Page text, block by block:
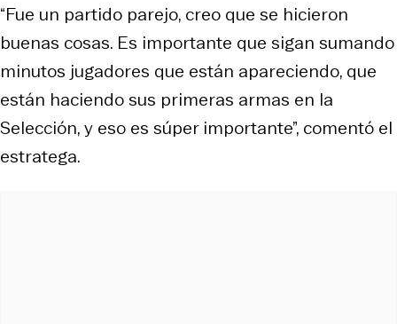
“Fue un partido parejo, creo que se hicieron
buenas cosas. Es importante que sigan sumando
minutos jugadores que están apareciendo, que
están haciendo sus primeras armas en la
Selección, y eso es súper importante”, comentó el
estratega.